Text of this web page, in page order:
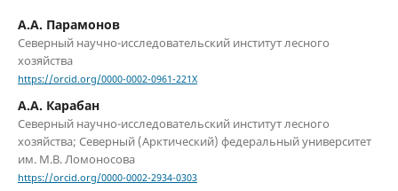
А.А. Парамонов
Северный научно-исследовательский институт лесного
хозяйства
https://orcid.org/0000-0002-0961-221X
А.А. Карабан
Северный научно-исследовательский институт лесного
хозяйства; Северный (Арктический) федеральный университет
им. М.В. Ломоносова
https://orcid.org/0000-0002-2934-0303